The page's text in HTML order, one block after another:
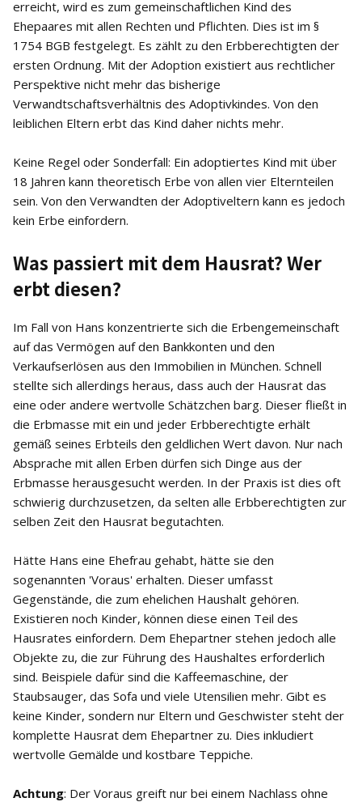
erreicht, wird es zum gemeinschaftlichen Kind des
Ehepaares mit allen Rechten und Pflichten. Dies ist im §
1754 BGB festgelegt. Es zählt zu den Erbberechtigten der
ersten Ordnung. Mit der Adoption existiert aus rechtlicher
Perspektive nicht mehr das bisherige
Verwandtschaftsverhältnis des Adoptivkindes. Von den
leiblichen Eltern erbt das Kind daher nichts mehr.
Keine Regel oder Sonderfall: Ein adoptiertes Kind mit über
18 Jahren kann theoretisch Erbe von allen vier Elternteilen
sein. Von den Verwandten der Adoptiveltern kann es jedoch
kein Erbe einfordern.
Was passiert mit dem Hausrat? Wer
erbt diesen?
Im Fall von Hans konzentrierte sich die Erbengemeinschaft
auf das Vermögen auf den Bankkonten und den
Verkaufserlösen aus den Immobilien in München. Schnell
stellte sich allerdings heraus, dass auch der Hausrat das
eine oder andere wertvolle Schätzchen barg. Dieser fließt in
die Erbmasse mit ein und jeder Erbberechtigte erhält
gemäß seines Erbteils den geldlichen Wert davon. Nur nach
Absprache mit allen Erben dürfen sich Dinge aus der
Erbmasse herausgesucht werden. In der Praxis ist dies oft
schwierig durchzusetzen, da selten alle Erbberechtigten zur
selben Zeit den Hausrat begutachten.
Hätte Hans eine Ehefrau gehabt, hätte sie den
sogenannten 'Voraus' erhalten. Dieser umfasst
Gegenstände, die zum ehelichen Haushalt gehören.
Existieren noch Kinder, können diese einen Teil des
Hausrates einfordern. Dem Ehepartner stehen jedoch alle
Objekte zu, die zur Führung des Haushaltes erforderlich
sind. Beispiele dafür sind die Kaffeemaschine, der
Staubsauger, das Sofa und viele Utensilien mehr. Gibt es
keine Kinder, sondern nur Eltern und Geschwister steht der
komplette Hausrat dem Ehepartner zu. Dies inkludiert
wertvolle Gemälde und kostbare Teppiche.
Achtung: Der Voraus greift nur bei einem Nachlass ohne